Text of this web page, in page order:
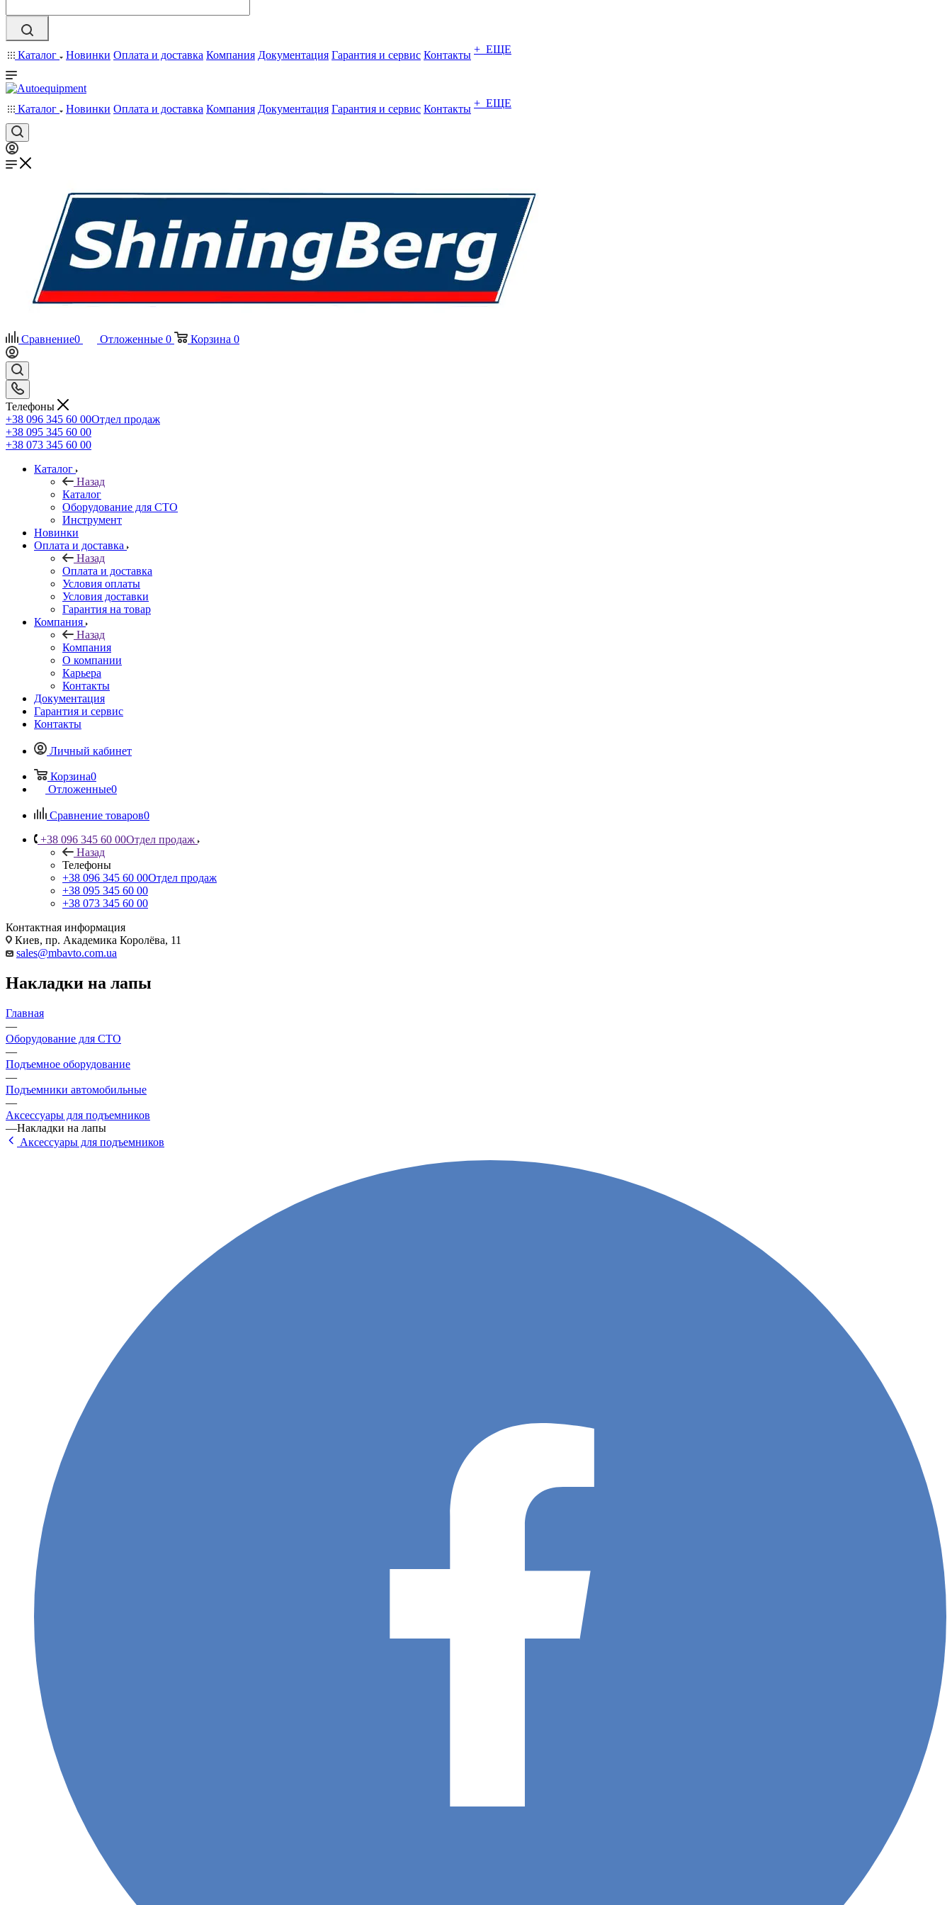
Каталог Новинки Оплата и доставка Компания Документация Гарантия и сервис Контакты + ЕЩЕ
Каталог Новинки Оплата и доставка Компания Документация Гарантия и сервис Контакты + ЕЩЕ
Сравнение0 Отложенные 0 Корзина 0
Телефоны
+38 096 345 60 00Отдел продаж
+38 095 345 60 00
+38 073 345 60 00
Каталог
Назад
Каталог
Оборудование для СТО
Инструмент
Новинки
Оплата и доставка
Назад
Оплата и доставка
Условия оплаты
Условия доставки
Гарантия на товар
Компания
Назад
Компания
О компании
Карьера
Контакты
Документация
Гарантия и сервис
Контакты
Личный кабинет
Корзина0
Отложенные0
Сравнение товаров0
+38 096 345 60 00Отдел продаж
Назад
Телефоны
+38 096 345 60 00Отдел продаж
+38 095 345 60 00
+38 073 345 60 00
Контактная информация
Киев, пр. Академика Королёва, 11
sales@mbavto.com.ua
Накладки на лапы
Главная
—
Оборудование для СТО
—
Подъемное оборудование
—
Подъемники автомобильные
—
Аксессуары для подъемников
—Накладки на лапы
Аксессуары для подъемников